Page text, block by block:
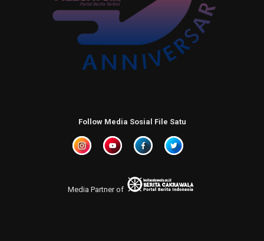
Follow Media Sosial File Satu
Media Partner of